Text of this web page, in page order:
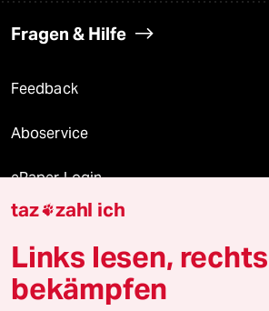
Fragen & Hilfe
Feedback
Aboservice
ePaper Login
Downloads für Abonnierende
© 2026 taz Verlags und Vertriebs GmbH
taz zahl ich
Links lesen, rechts
bekämpfen